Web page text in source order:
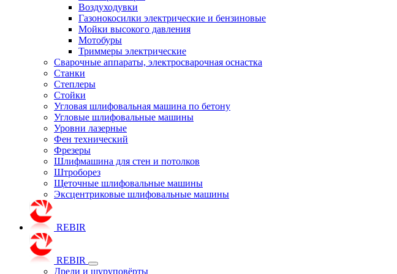
Воздуходувки
Газонокосилки электрические и бензиновые
Мойки высокого давления
Мотобуры
Триммеры электрические
Сварочные аппараты, электросварочная оснастка
Станки
Степлеры
Стойки
Угловая шлифовальная машина по бетону
Угловые шлифовальные машины
Уровни лазерные
Фен технический
Фрезеры
Шлифмашина для стен и потолков
Штроборез
Щеточные шлифовальные машины
Эксцентриковые шлифовальные машины
REBIR
REBIR
Дрели и шуруповёрты